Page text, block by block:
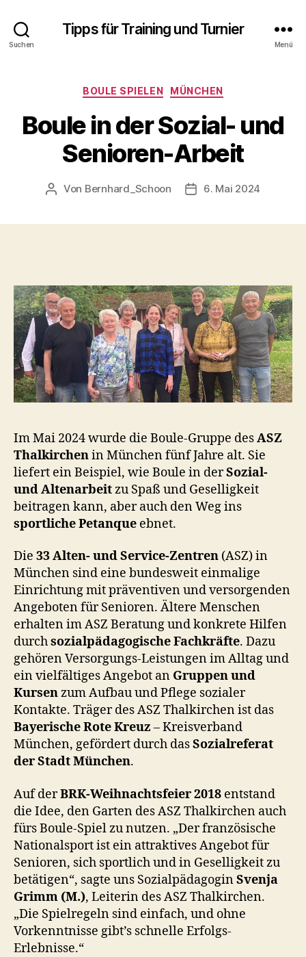
Suchen
Tipps für Training und Turnier
Menü
Kategorien
BOULE SPIELEN MÜNCHEN
Boule in der Sozial- und
Senioren-Arbeit
Beitragsautor
Von Bernhard_Schoon 6. Mai 2024
Im Mai 2024 wurde die Boule-Gruppe desASZ
Thalkirchenin München fünf Jahre alt. Sie
liefert ein Beispiel, wie Boule in derSozial-
und Altenarbeitzu Spaß und Geselligkeit
beitragen kann, aber auch den Weg ins
sportliche Petanque ebnet.
Die 33 Alten- und Service-Zentren (ASZ) in
München sind eine bundesweit einmalige
Einrichtung mit präventiven und versorgenden
Angeboten für Senioren. Ältere Menschen
erhalten im ASZ Beratung und konkrete Hilfen
durchsozialpädagogische Fachkräfte. Dazu
gehören Versorgungs-Leistungen im Alltag und
ein vielfältiges Angebot an Gruppen und
Kursenzum Aufbau und Pflege sozialer
Kontakte. Träger des ASZ Thalkirchen ist das
Bayerische Rote Kreuz – Kreisverband
München, gefördert durch dasSozialreferat
der Stadt München.
Auf derBRK-Weihnachtsfeier 2018 entstand
die Idee, den Garten des ASZ Thalkirchen auch
fürs Boule-Spiel zu nutzen. „Der französische
Nationalsport ist ein attraktives Angebot für
Senioren, sich sportlich und in Geselligkeit zu
betätigen“, sagte uns SozialpädagoginSvenja
Grimm (M.), Leiterin des ASZ Thalkirchen.
„Die Spielregeln sind einfach, und ohne
Vorkenntnisse gibt’s schnelle Erfolgs-
Erlebnisse.“